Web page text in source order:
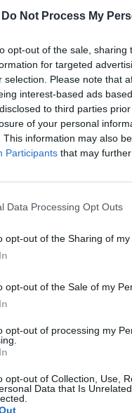
Do Not Process My
opt-out of the sale,
for targeted
selection. Please note that
interest-based ads
to third parties
of your personal
This information may also
Participants that may
Data Processing Opt Outs
opt-out of the Sharing of my
opt-out of the Sale of my
opt-out of processing my
opt-out of Collection, Use,
Data that Is
feladatait.
a nem
egy tizenkét méter
majd felhúznak egy
futhatnak le az
majd vízsugárral
méri össze
Ausztriából és
az ország csaknem
kísérhetik a
Főigazgatóság (OKF)